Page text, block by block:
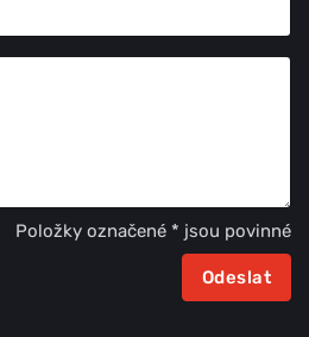
Položky označené * jsou povinné